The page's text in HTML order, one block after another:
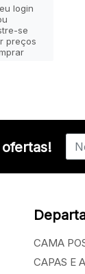
login
se
preços
CAMA
CAPAS E